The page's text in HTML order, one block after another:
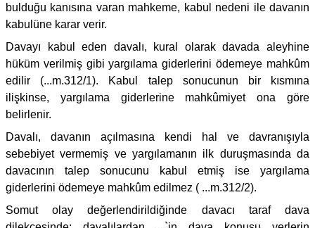
bulduğu kanısına varan mahkeme, kabul nedeni ile davanın
kabulüne karar verir.
Davayı kabul eden davalı, kural olarak davada aleyhine
hüküm verilmiş gibi yargılama giderlerini ödemeye mahkûm
edilir (...m.312/1). Kabul talep sonucunun bir kısmına
ilişkinse, yargılama giderlerine mahkûmiyet ona göre
belirlenir.
Davalı, davanın açılmasına kendi hal ve davranışıyla
sebebiyet vermemiş ve yargılamanın ilk duruşmasında da
davacının talep sonucunu kabul etmiş ise yargılama
giderlerini ödemeye mahkûm edilmez ( ...m.312/2).
Somut olay değerlendirildiğinde davacı taraf dava